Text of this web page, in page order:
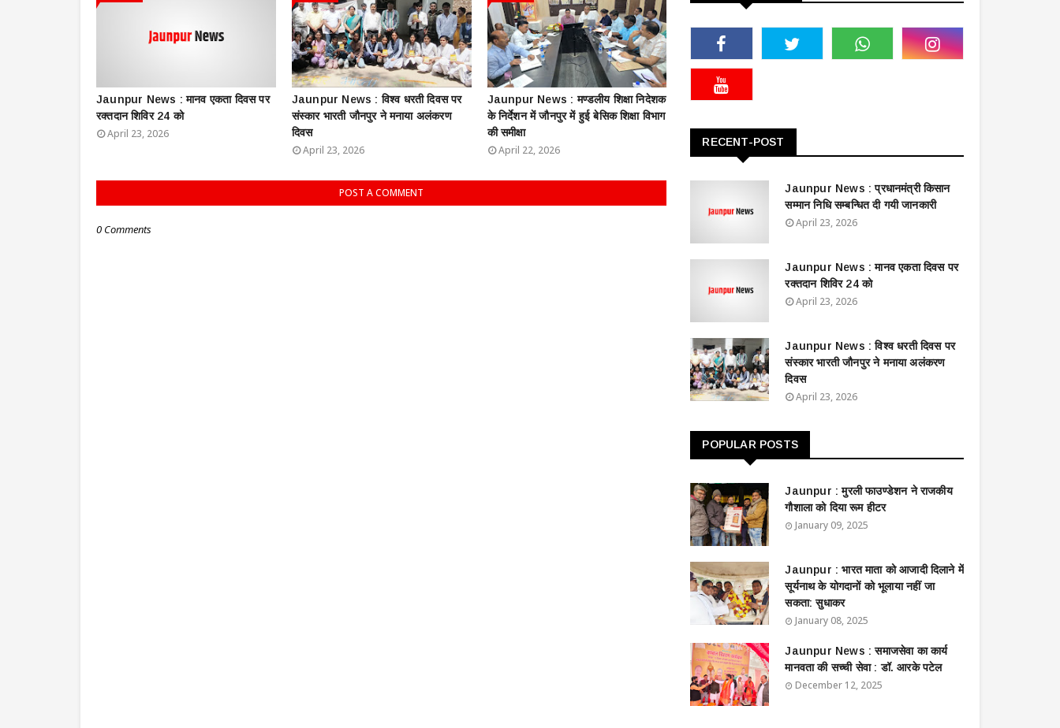
Jaunpur News : ​मानव एकता दिवस पर
रक्तदान शिविर 24 को
April 23, 2026
Jaunpur News : विश्व धरती दिवस पर
संस्कार भारती जौनपुर ने मनाया अलंकरण
दिवस
April 23, 2026
Jaunpur News : ​मण्डलीय शिक्षा निदेशक
के निर्देशन में जौनपुर में हुई बेसिक शिक्षा विभाग
की समीक्षा
April 22, 2026
POST A COMMENT
0 Comments
RECENT-POST
Jaunpur News : ​प्रधानमंत्री किसान
सम्मान निधि सम्बन्धित दी गयी जानकारी
April 23, 2026
Jaunpur News : ​मानव एकता दिवस पर
रक्तदान शिविर 24 को
April 23, 2026
Jaunpur News : विश्व धरती दिवस पर
संस्कार भारती जौनपुर ने मनाया अलंकरण
दिवस
April 23, 2026
POPULAR POSTS
Jaunpur : ​मुरली फाउण्डेशन ने राजकीय
गौशाला को दिया रूम हीटर
January 09, 2025
Jaunpur : ​भारत माता को आजादी दिलाने में
सूर्यनाथ के योगदानों को भूलाया नहीं जा
सकता: सुधाकर
January 08, 2025
Jaunpur News : ​समाजसेवा का कार्य
मानवता की सच्ची सेवा : डॉ. आरके पटेल
December 12, 2025